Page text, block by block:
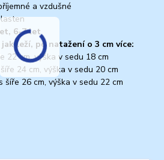
a vzdušné
6-7 let
leží, po natažení o 3 cm více:
22 cm, výška v sedu 18 cm
24 cm, výška v sedu 20 cm
26 cm, výška v sedu 22 cm